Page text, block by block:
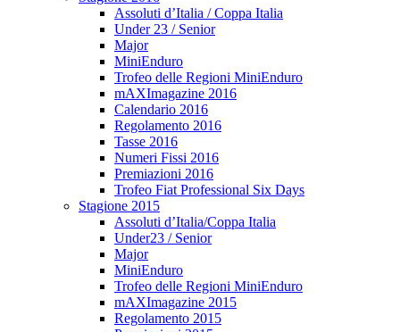
Assoluti d’Italia / Coppa Italia
Under 23 / Senior
Major
MiniEnduro
Trofeo delle Regioni MiniEnduro
mAXImagazine 2016
Calendario 2016
Regolamento 2016
Tasse 2016
Numeri Fissi 2016
Premiazioni 2016
Trofeo Fiat Professional Six Days
Stagione 2015
Assoluti d’Italia/Coppa Italia
Under23 / Senior
Major
MiniEnduro
Trofeo delle Regioni MiniEnduro
mAXImagazine 2015
Regolamento 2015